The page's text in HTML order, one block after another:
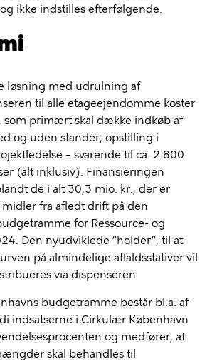
ikke indstilles efterfølgende.
løsning med udrulning af
til alle etageejendomme koster
som primært skal dække indkøb af
og uden stander, opstilling i
– svarende til ca. 2.800
(alt inklusiv). Finansieringen
de i alt 30,3 mio. kr., der er
fra afledt drift på den
for Ressource- og
Den nyudviklede ”holder”, til at
på almindelige affaldsstativer vil
via dispenseren
budgetramme består bl.a. af
indsatserne i Cirkulær København
og medfører, at
skal behandles til